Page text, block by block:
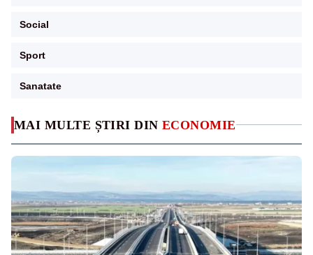
MAI MULTE ȘTIRI DIN ECONOMIE
Social
Sport
Sanatate